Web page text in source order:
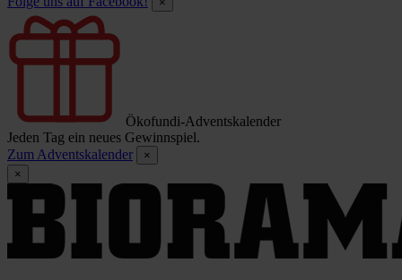
Ökofundi-Adventskalender
Jeden Tag ein neues Gewinnspiel.
Zum Adventskalender
×
×